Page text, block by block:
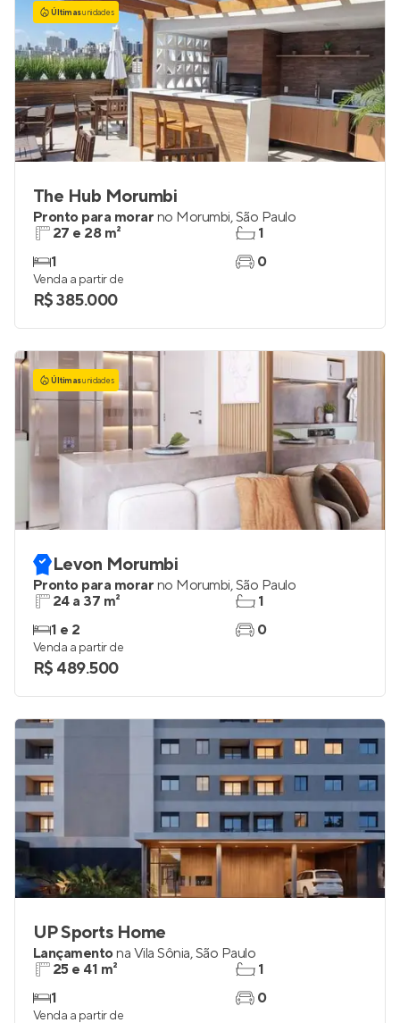
Últimasunidades
The Hub Morumbi
Pronto para morar no Morumbi,São Paulo
27 e 28 m²
1
1
0
Venda a partir de
R$ 385.000
Últimasunidades
Levon Morumbi
Pronto para morar no Morumbi,São Paulo
24 a 37 m²
1 e 2
1
0
Venda a partir de
R$ 489.500
UP Sports Home
Lançamentona Vila Sônia,São Paulo
25 e 41 m²
1
1
0
Venda a partir de